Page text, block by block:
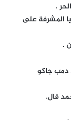
.
المشرفة على
.
دمب جاكو
فال.